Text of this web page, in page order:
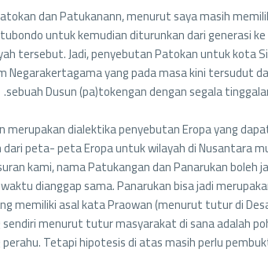
dan Patukanann, menurut saya masih
untuk kemudian diturunkan dari generasi
tersebut. Jadi, penyebutan Patokan untuk kota
Negarakertagama yang pada masa kini tersudut
sebuah Dusun (pa)tokengan dengan segala
dialektika penyebutan Eropa yang
peta- peta Eropa untuk wilayah di Nusantara
kami, nama Patukangan dan Panarukan boleh
dianggap sama. Panarukan bisa jadi
memiliki asal kata Praowan (menurut tutur di
menurut tutur masyarakat di sana adalah
Tetapi hipotesis di atas masih perlu